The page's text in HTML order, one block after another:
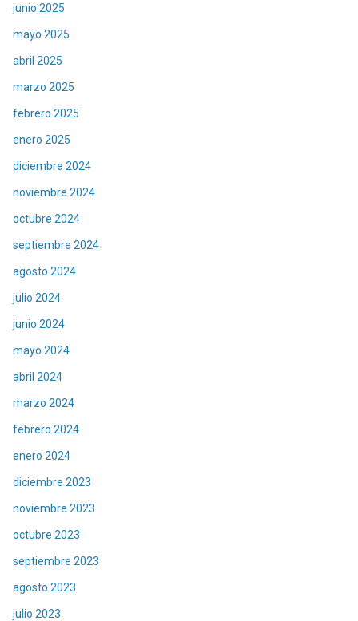
junio 2025
mayo 2025
abril 2025
marzo 2025
febrero 2025
enero 2025
diciembre 2024
noviembre 2024
octubre 2024
septiembre 2024
agosto 2024
julio 2024
junio 2024
mayo 2024
abril 2024
marzo 2024
febrero 2024
enero 2024
diciembre 2023
noviembre 2023
octubre 2023
septiembre 2023
agosto 2023
julio 2023